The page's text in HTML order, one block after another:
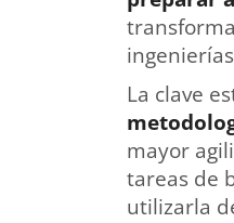
La clave
mayor
tareas de
utilizarla